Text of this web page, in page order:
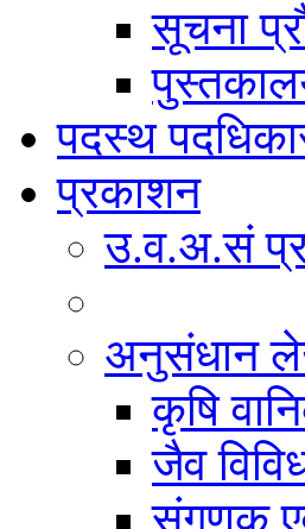
सूचना
पदस्थ
प्रकाशन
उ.व.अ.सं
अनुसंधान
कृषि
जैव